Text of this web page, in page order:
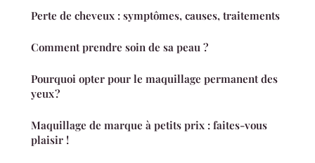
Perte de cheveux : symptômes, causes, traitements
Comment prendre soin de sa peau ?
Pourquoi opter pour le maquillage permanent des
yeux ?
Maquillage de marque à petits prix : faites-vous
plaisir !